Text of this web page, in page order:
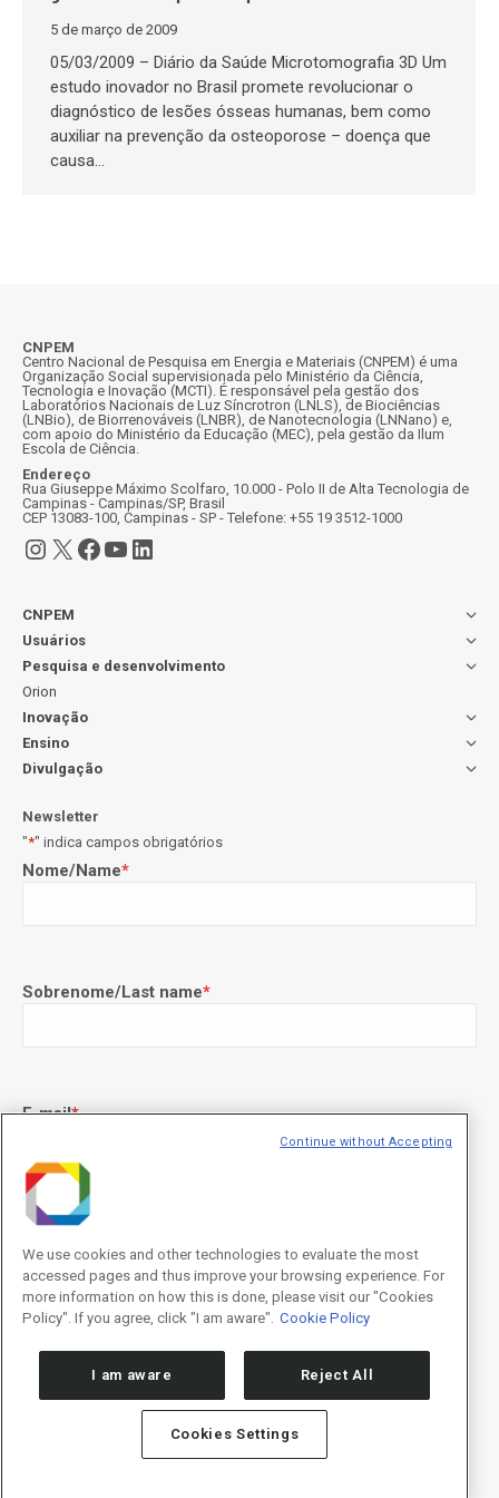
5 de março de 2009
05/03/2009 – Diário da Saúde Microtomografia 3D Um
estudo inovador no Brasil promete revolucionar o
diagnóstico de lesões ósseas humanas, bem como
auxiliar na prevenção da osteoporose – doença que
causa…
CNPEM
Centro Nacional de Pesquisa em Energia e Materiais (CNPEM) é uma
Organização Social supervisionada pelo Ministério da Ciência,
Tecnologia e Inovação (MCTI). É responsável pela gestão dos
Laboratórios Nacionais de Luz Síncrotron (LNLS), de Biociências
(LNBio), de Biorrenováveis (LNBR), de Nanotecnologia (LNNano) e,
com apoio do Ministério da Educação (MEC), pela gestão da Ilum
Escola de Ciência.
Endereço
Rua Giuseppe Máximo Scolfaro, 10.000 - Polo II de Alta Tecnologia de
Campinas - Campinas/SP, Brasil
CEP 13083-100, Campinas - SP - Telefone: +55 19 3512-1000
Instagram
X Facebook
Youtube
LinkedIn
CNPEM
Usuários
Pesquisa e desenvolvimento
Orion
Inovação
Ensino
Divulgação
Newsletter
"*" indica campos obrigatórios
Nome/Name*
Sobrenome/Last name*
E-mail*
Concordo com os termos de uso descritos naPolítica de
Privacidade
/I agree to the terms of use described in the
Privacy
Policy.
We use cookies and other technologies to evaluate the most
accessed pages and thus improve your browsing experience. For
more information on how this is done, please visit our "Cookies
Policy". If you agree, click "I am aware". Cookie Policy
I am aware Reject All
Cookies Settings
Continue without Accepting